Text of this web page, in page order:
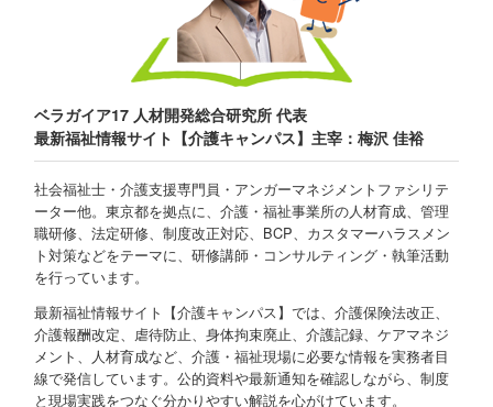
ベラガイア17 人材開発総合研究所 代表
最新福祉情報サイト【介護キャンパス】主宰：梅沢 佳裕
社会福祉士・介護支援専門員・アンガーマネジメントファシリテ
ーター他。東京都を拠点に、介護・福祉事業所の人材育成、管理
職研修、法定研修、制度改正対応、BCP、カスタマーハラスメン
ト対策などをテーマに、研修講師・コンサルティング・執筆活動
を行っています。
最新福祉情報サイト【介護キャンパス】では、介護保険法改正、
介護報酬改定、虐待防止、身体拘束廃止、介護記録、ケアマネジ
メント、人材育成など、介護・福祉現場に必要な情報を実務者目
線で発信しています。公的資料や最新通知を確認しながら、制度
と現場実践をつなぐ分かりやすい解説を心がけています。